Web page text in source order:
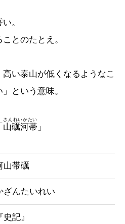
。
とのたとえ。
高い泰山が低くなるようなこ
という意味。
山礪河帯
さんれいかたい
」
山帯礪
ざんたいれい
『史記』